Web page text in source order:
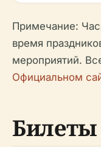
Примечание:
время
мероприятий.
Официальном